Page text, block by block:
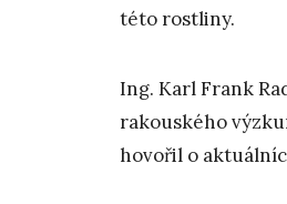
této rostliny.
Ing. Karl Frank
rakouského
hovořil o